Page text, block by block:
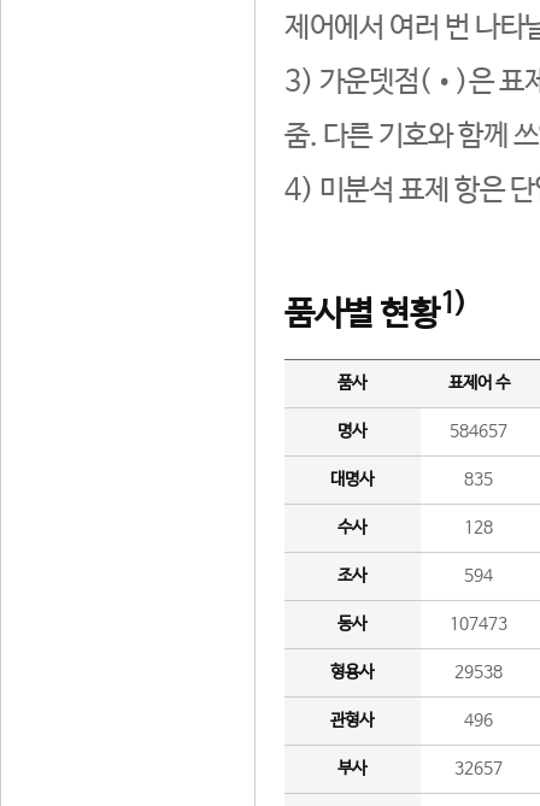
제어에서 여러 번 나타
3) 가운뎃점(•)은 표
줌. 다른 기호와 함께
4) 미분석 표제 항은
품사별 현황1)
품사 표제어 수
명사 584657
대명사 835
수사 128
조사 594
동사 107473
형용사 29538
관형사 496
부사 32657